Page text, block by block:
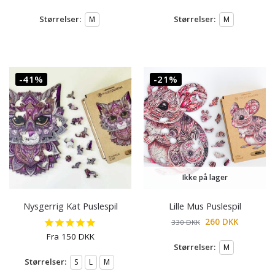
Størrelser: M Størrelser: M
-41%
Nysgerrig Kat Puslespil
Fra 150 DKK
Størrelser: S L M
-21%
Ikke på lager
Lille Mus Puslespil
330DKK 260 DKK
Størrelser: M